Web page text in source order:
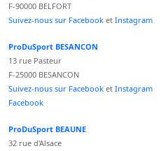
F-90000 BELFORT
Suivez-nous sur Facebook et Instagram
ProDuSport BESANCON
13 rue Pasteur
F-25000 BESANCON
Suivez-nous sur Facebook et Instagram
Facebook
ProDuSport BEAUNE
32 rue d'Alsace